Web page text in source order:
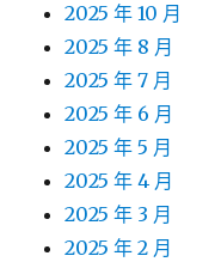
2025 年 10 月
2025 年 8 月
2025 年 7 月
2025 年 6 月
2025 年 5 月
2025 年 4 月
2025 年 3 月
2025 年 2 月